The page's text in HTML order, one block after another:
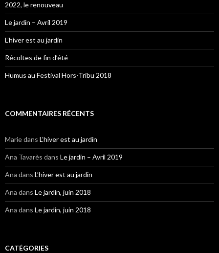
2022, le renouveau
Le jardin – Avril 2019
L’hiver est au jardin
Récoltes de fin d’été
Humus au Festival Hors-Tribu 2018
COMMENTAIRES RÉCENTS
Mariedans L’hiver est au jardin
Ana Tavarès dans Le jardin – Avril 2019
Ana dans L’hiver est au jardin
Ana dans Le jardin, juin 2018
Ana dans Le jardin, juin 2018
CATÉGORIES